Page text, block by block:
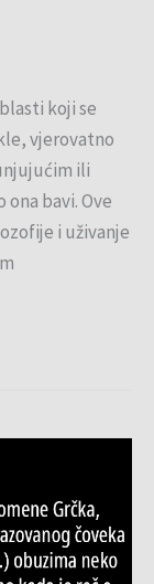
koji se
vjerovatno
ili
bavi. Ove
i uživanje